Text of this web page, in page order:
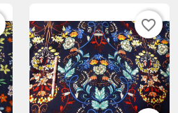
favorite_border